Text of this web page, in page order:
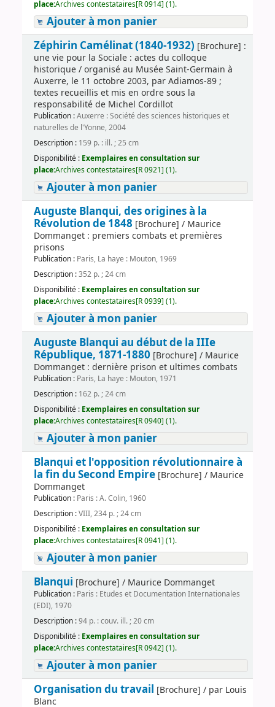
place:Archives contestataires[R 0914] (1).
Ajouter à mon panier
Zéphirin Camélinat (1840-1932) [Brochure] :
une vie pour la Sociale : actes du colloque
historique / organisé au Musée Saint-Germain à
Auxerre, le 11 octobre 2003, par Adiamos-89 ;
textes recueillis et mis en ordre sous la
responsabilité de Michel Cordillot
Publication :Auxerre : Société des sciences historiques et
naturelles de l'Yonne, 2004
Description : 159 p. : ill. ; 25 cm
Disponibilité : Exemplaires en consultation sur
place:Archives contestataires[R 0921] (1).
Ajouter à mon panier
Auguste Blanqui, des origines à la
Révolution de 1848 [Brochure] / Maurice
Dommanget : premiers combats et premières
prisons
Publication : Paris, La haye : Mouton, 1969
Description :352 p. ; 24 cm
Disponibilité : Exemplaires en consultation sur
place:Archives contestataires[R 0939] (1).
Ajouter à mon panier
Auguste Blanqui au début de la IIIe
République, 1871-1880 [Brochure] / Maurice
Dommanget : dernière prison et ultimes combats
Publication : Paris, La haye : Mouton, 1971
Description : 162 p. ; 24 cm
Disponibilité : Exemplaires en consultation sur
place:Archives contestataires[R 0940] (1).
Ajouter à mon panier
Blanqui et l'opposition révolutionnaire à
la fin du Second Empire[Brochure] / Maurice
Dommanget
Publication : Paris : A. Colin, 1960
Description :VIII, 234 p. ; 24 cm
Disponibilité : Exemplaires en consultation sur
place:Archives contestataires[R 0941] (1).
Ajouter à mon panier
Blanqui [Brochure] / Maurice Dommanget
Publication : Paris : Etudes et Documentation Internationales
(EDI), 1970
Description :94 p. : couv. ill. ; 20 cm
Disponibilité : Exemplaires en consultation sur
place:Archives contestataires[R 0942] (1).
Ajouter à mon panier
Organisation du travail [Brochure] / par Louis
Blanc